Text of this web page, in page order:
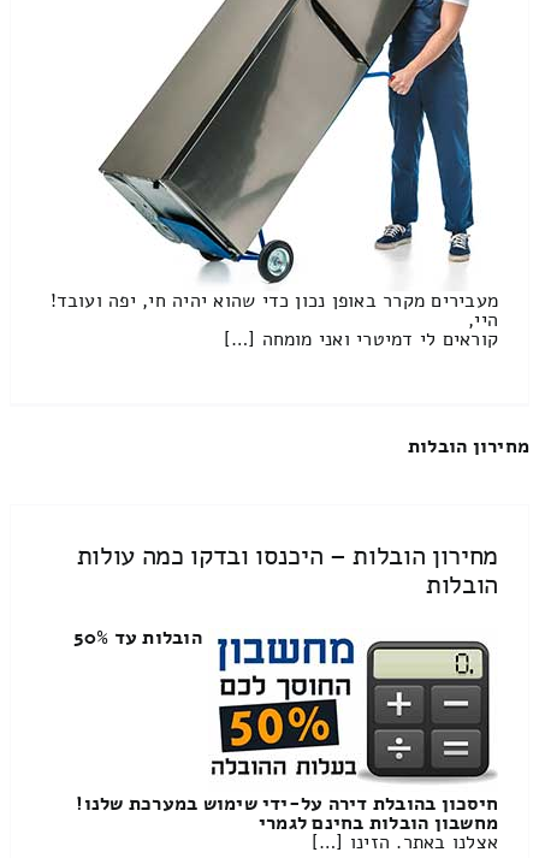
מעבירים מקרר באופן נכון כדי שהוא יהיה חי, יפה ועובד!
היי,
קוראים לי דמיטרי ואני מומחה […]
מחירון הובלות
מחירון הובלות – היכנסו ובדקו כמה עולות
הובלות
הובלות עד 50%
חיסכון בהובלת דירה על-ידי שימוש במערכת שלנו!
מחשבון הובלות בחינם לגמרי
אצלנו באתר. הזינו […]